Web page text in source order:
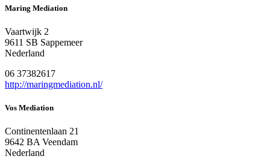
Maring Mediation
Vaartwijk 2
9611 SB Sappemeer
Nederland
06 37382617
http://maringmediation.nl/
Vos Mediation
Continentenlaan 21
9642 BA Veendam
Nederland